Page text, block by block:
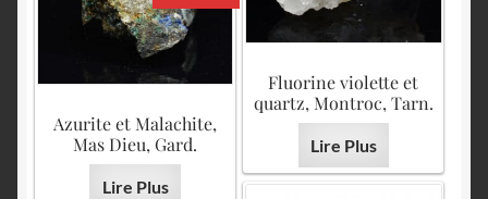
Fluorine violette et
quartz, Montroc, Tarn.
Lire Plus
Azurite et Malachite,
Mas Dieu, Gard.
Lire Plus